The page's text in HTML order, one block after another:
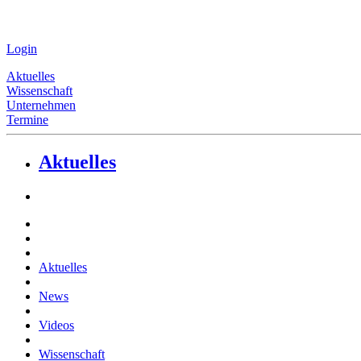
Login
Aktuelles
Wissenschaft
Unternehmen
Termine
Aktuelles
Aktuelles
News
Videos
Wissenschaft